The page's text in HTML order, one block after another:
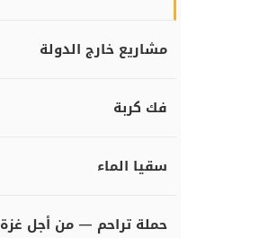
مشاريع خارج الدولة
فك كربة
سقيا الماء
حملة تراحم — من أجل غزة